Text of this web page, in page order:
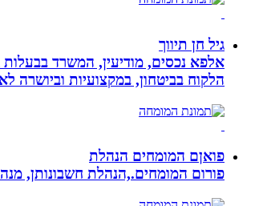
גיל חן תיווך
אלפא נכסים, מודיעין, המשרד בבעלות
הלקוח בביטחון, במקצועיות וביושרה
פואןם המומחים הנהלת
פורום המומחים.,הנהלת חשבונותן,